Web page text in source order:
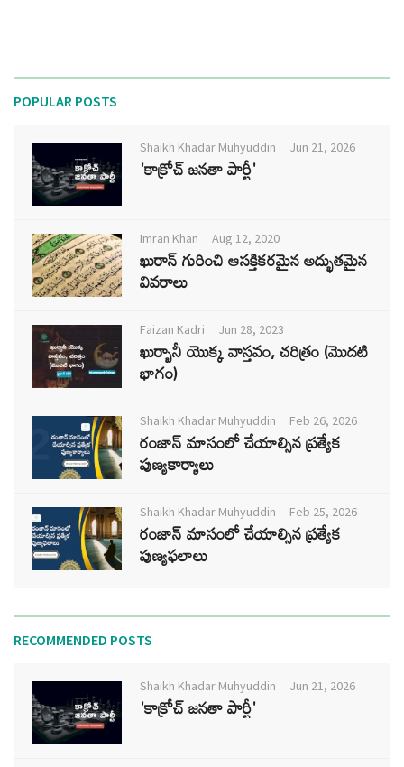
POPULAR POSTS
Shaikh Khadar Muhyuddin Jun 21, 2026
'కాక్రోచ్ జనతా పార్టీ'
Imran Khan Aug 12, 2020
ఖురాన్ గురించి ఆసక్తికరమైన అద్భుతమైన
వివరాలు
Faizan Kadri Jun 28, 2023
ఖుర్బానీ యొక్క వాస్తవం, చరిత్రం (మొదటి
భాగం)
Shaikh Khadar Muhyuddin Feb 26, 2026
రంజాన్ మాసంలో చేయాల్సిన ప్రత్యేక
పుణ్యకార్యాలు
Shaikh Khadar Muhyuddin Feb 25, 2026
రంజాన్ మాసంలో చేయాల్సిన ప్రత్యేక
పుణ్యఫలాలు
RECOMMENDED POSTS
Shaikh Khadar Muhyuddin Jun 21, 2026
'కాక్రోచ్ జనతా పార్టీ'